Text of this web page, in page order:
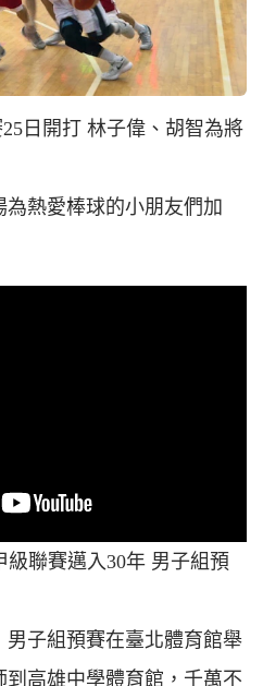
日開打 林子偉、胡智為將
熱愛棒球的小朋友們加
級聯賽邁入30年 男子組預
子組預賽在臺北體育館舉
高雄中學體育館，千萬不